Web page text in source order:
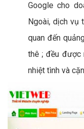
Google cho
Ngoài, dịch vụ
quan đến
thê ; đều được
nhiệt tình và